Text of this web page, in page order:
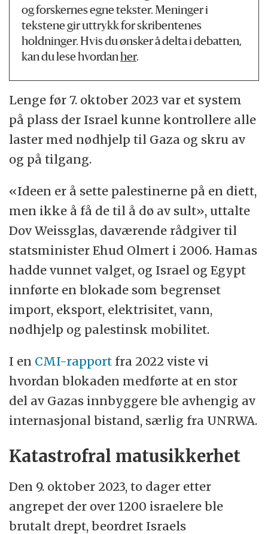
og forskernes egne tekster. Meninger i
tekstene gir uttrykk for skribentenes
holdninger. Hvis du ønsker å delta i debatten,
kan du lese hvordanher.
Lenge før 7. oktober 2023 var et system
på plass der Israel kunne kontrollere alle
laster med nødhjelp til Gaza og skru av
og på tilgang.
«Ideen er å sette palestinerne på en diett,
men ikke å få de til å dø av sult», uttalte
Dov Weissglas, daværende rådgiver til
statsminister Ehud Olmert i 2006. Hamas
hadde vunnet valget, og Israel og Egypt
innførte en blokade som begrenset
import, eksport, elektrisitet, vann,
nødhjelp og palestinsk mobilitet.
I en CMI-rapport fra 2022 viste vi
hvordan blokaden medførte at en stor
del av Gazas innbyggere ble avhengig av
internasjonal bistand, særlig fra UNRWA.
Katastrofral matusikkerhet
Den 9. oktober 2023, to dager etter
angrepet der over 1200 israelere ble
brutalt drept, beordret Israels